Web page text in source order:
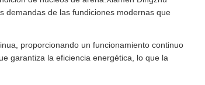
demandas de las fundiciones modernas que
proporcionando un funcionamiento continuo
garantiza la eficiencia energética, lo que la